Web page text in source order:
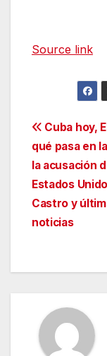
Source link
de
Cuba hoy,
qué pasa en
la acusación
Estados
Castro y
noticias